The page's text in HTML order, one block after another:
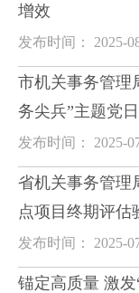
增效
发布时间： 2025-
市机关事务管理
务尖兵”主题党
发布时间： 2025-
省机关事务管理
点项目终期评估
发布时间： 2025-
锚定高质量 激